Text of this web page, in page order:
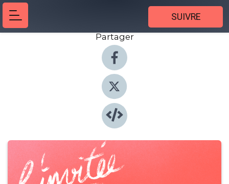
SUIVRE
Partager